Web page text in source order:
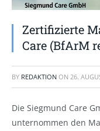
Zertifizierte
Care (BfArM
BY REDAKTION ON 26.
Die Siegmund Care
unternommen den